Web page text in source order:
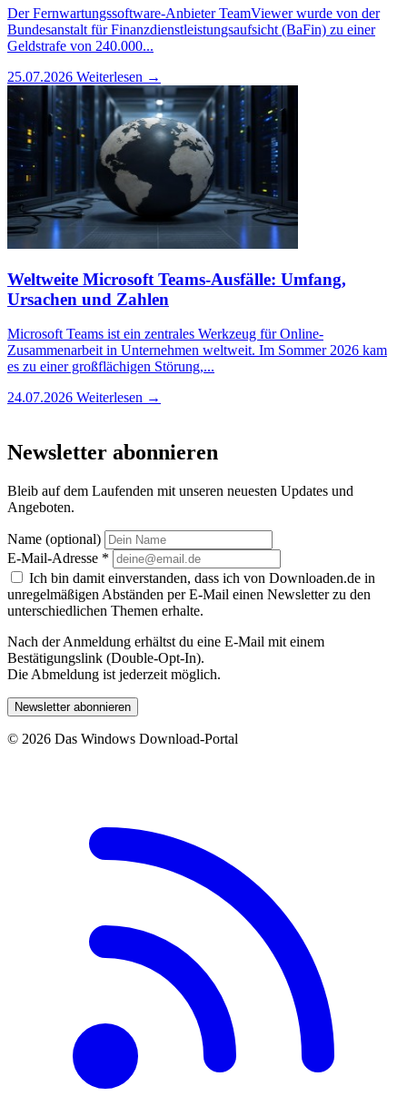
Der Fernwartungssoftware-Anbieter TeamViewer wurde von der
Bundesanstalt für Finanzdienstleistungsaufsicht (BaFin) zu einer
Geldstrafe von 240.000...
25.07.2026 Weiterlesen →
Weltweite Microsoft Teams-Ausfälle: Umfang,
Ursachen und Zahlen
Microsoft Teams ist ein zentrales Werkzeug für Online-
Zusammenarbeit in Unternehmen weltweit. Im Sommer 2026 kam
es zu einer großflächigen Störung,...
24.07.2026 Weiterlesen →
Newsletter abonnieren
Bleib auf dem Laufenden mit unseren neuesten Updates und
Angeboten.
Name (optional)
E-Mail-Adresse *
Ich bin damit einverstanden, dass ich von Downloaden.de in
unregelmäßigen Abständen per E-Mail einen Newsletter zu den
unterschiedlichen Themen erhalte.
Nach der Anmeldung erhältst du eine E-Mail mit einem
Bestätigungslink (Double-Opt-In).
Die Abmeldung ist jederzeit möglich.
Newsletter abonnieren
© 2026 Das Windows Download-Portal